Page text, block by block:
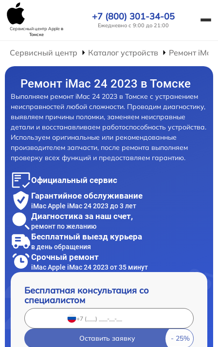
Сервисный центр Appleв
Томске
+7 (800) 301-34-05
Ежедневно с 9:00 до 21:00
Сервисный центр Каталог устройств Ремонт iMac
Ремонт iMac 24 2023 в Томске
Выполняем ремонт iMac 24 2023 в Томске с устранением
неисправностей любой сложности. Проводим диагностику,
выявляем причины поломки, заменяем неисправные
детали и восстанавливаем работоспособность устройства.
Используем оригинальные или рекомендованные
производителем запчасти, после ремонта выполняем
проверку всех функций и предоставляем гарантию.
Официальный сервис
Гарантийное обслуживание
iMac Apple iMac 24 2023 до 3 лет
Диагностика за наш счет,
ремонт по желанию
Бесплатный выезд курьера
в день обращения
Срочный ремонт
iMac Apple iMac 24 2023 от 35 минут
Бесплатная консультация со
специалистом
Оставить заявку